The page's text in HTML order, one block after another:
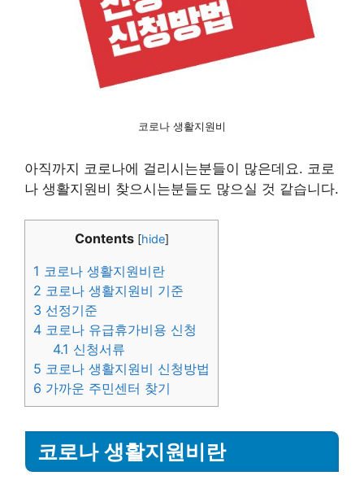
코로나 생활지원비
아직까지 코로나에 걸리시는분들이 많은데요. 코로
나 생활지원비 찾으시는분들도 많으실 것 같습니다.
Contents [hide]
1 코로나 생활지원비란
2 코로나 생활지원비 기준
3 선정기준
4 코로나 유급휴가비용 신청
4.1 신청서류
5 코로나 생활지원비 신청방법
6 가까운 주민센터 찾기
코로나 생활지원비란